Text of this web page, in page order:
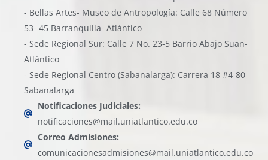
- Bellas Artes- Museo de Antropología: Calle 68 Número
53- 45 Barranquilla- Atlántico
- Sede Regional Sur: Calle 7 No. 23-5 Barrio Abajo Suan-
Atlántico
- Sede Regional Centro (Sabanalarga): Carrera 18 #4-80
Sabanalarga
Notificaciones Judiciales:
notificaciones@mail.uniatlantico.edu.co
Correo Admisiones:
comunicacionesadmisiones@mail.uniatlantico.edu.co